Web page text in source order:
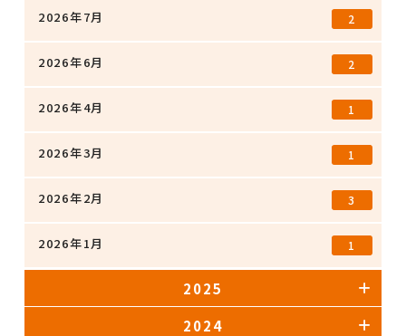
2026年7月 2
2026年6月 2
2026年4月 1
2026年3月 1
2026年2月 3
2026年1月 1
2025
2024